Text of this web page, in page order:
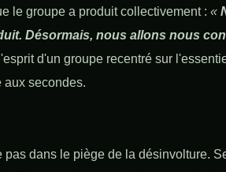
le groupe a produit collectivement : «
Désormais, nous allons nous
d'un groupe recentré sur
aux secondes.
dans le piège de la désinvolture.